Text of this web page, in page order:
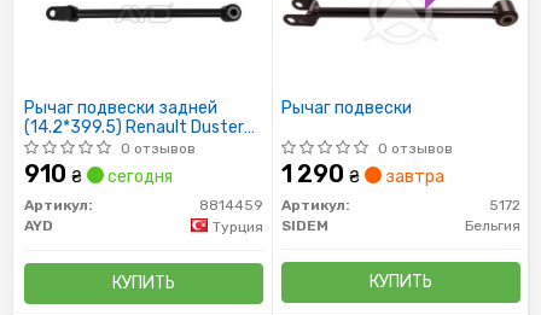
Рычаг подвески задней
(14.2*399.5) Renault Duster
(11-) (8814459) AYD
0 отзывов
910 ₴ сегодня
Артикул:
8814459
AYD
Турция
КУПИТЬ
Рычаг подвески
0 отзывов
1 290 ₴ завтра
Артикул:
5172
SIDEM
Бельгия
КУПИТЬ